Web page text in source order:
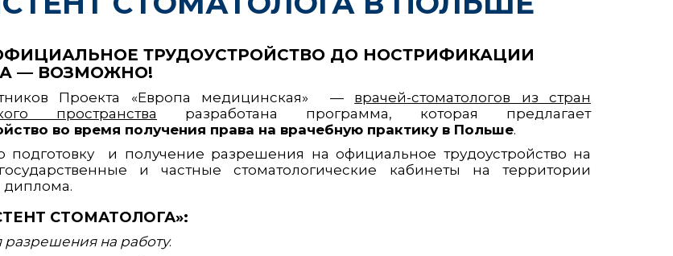
ТРУДОУСТРОЙСТВО ДО НОСТРИФИКАЦИИ
— ВОЗМОЖНО!
Проекта «Европа медицинская» — врачей-стоматологов из стран
пространства разработана программа, которая предлагает
во время получения права на врачебную практику в Польше.
и получение разрешения на официальное трудоустройство на
и частные стоматологические кабинеты на территории
СТОМАТОЛОГА»:
на работу.